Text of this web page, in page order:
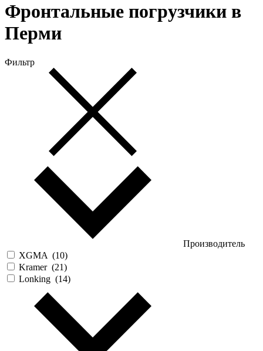
Фронтальные погрузчики в
Перми
Фильтр
Производитель
XGMA (10)
Kramer (21)
Lonking (14)